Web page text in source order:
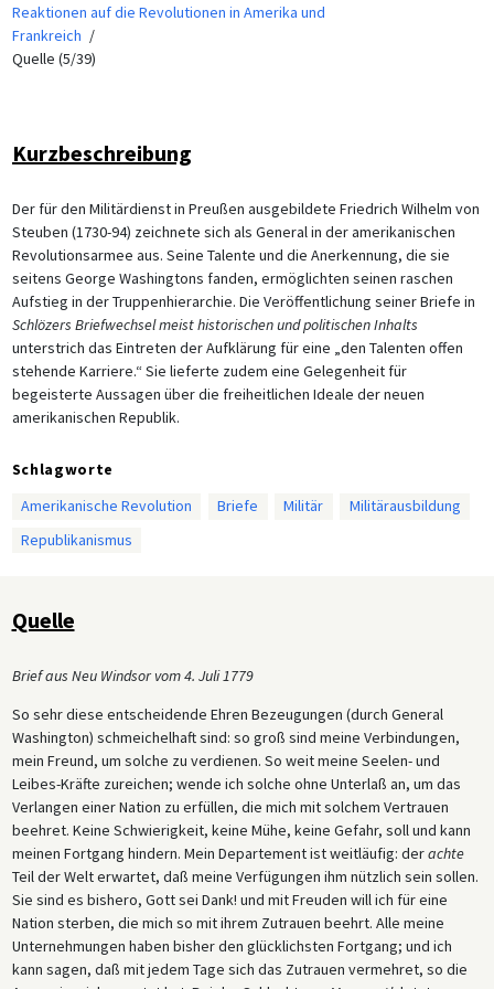
Reaktionen auf die Revolutionen in Amerika und
Frankreich
Quelle (5/39)
Kurzbeschreibung
Der für den Militärdienst in Preußen ausgebildete Friedrich Wilhelm von
Steuben (1730-94) zeichnete sich als General in der amerikanischen
Revolutionsarmee aus. Seine Talente und die Anerkennung, die sie
seitens George Washingtons fanden, ermöglichten seinen raschen
Aufstieg in der Truppenhierarchie. Die Veröffentlichung seiner Briefe in
Schlözers Briefwechsel meist historischen und politischen Inhalts
unterstrich das Eintreten der Aufklärung für eine „den Talenten offen
stehende Karriere.“ Sie lieferte zudem eine Gelegenheit für
begeisterte Aussagen über die freiheitlichen Ideale der neuen
amerikanischen Republik.
Schlagworte
Amerikanische Revolution
Briefe Militär
Militärausbildung
Republikanismus
Quelle
Brief aus Neu Windsor vom 4. Juli 1779
So sehr diese entscheidende Ehren Bezeugungen (durch General
Washington) schmeichelhaft sind: so groß sind meine Verbindungen,
mein Freund, um solche zu verdienen. So weit meine Seelen- und
Leibes-Kräfte zureichen; wende ich solche ohne Unterlaß an, um das
Verlangen einer Nation zu erfüllen, die mich mit solchem Vertrauen
beehret. Keine Schwierigkeit, keine Mühe, keine Gefahr, soll und kann
meinen Fortgang hindern. Mein Departement ist weitläufig: derachte
Teil der Welt erwartet, daß meine Verfügungen ihm nützlich sein sollen.
Sie sind es bishero, Gott sei Dank! und mit Freuden will ich für eine
Nation sterben, die mich so mit ihrem Zutrauen beehrt. Alle meine
Unternehmungen haben bisher den glücklichsten Fortgang; und ich
kann sagen, daß mit jedem Tage sich das Zutrauen vermehret, so die